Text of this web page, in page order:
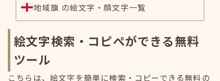
地域旗 の絵文字・顔文字一覧
絵文字検索・コピペができる無料
ツール
こちらは、絵文字を簡単に検索・コピーできる無料の